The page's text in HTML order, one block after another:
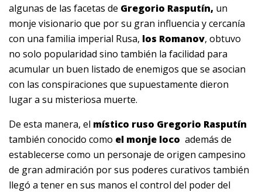
algunas de las facetas de Gregorio Rasputín, un
monje visionario que por su gran influencia y cercanía
con una familia imperial Rusa, los Romanov, obtuvo
no solo popularidad sino también la facilidad para
acumular un buen listado de enemigos que se asocian
con las conspiraciones que supuestamente dieron
lugar a su misteriosa muerte.
De esta manera, el místico ruso Gregorio Rasputín
también conocido como el monje loco además de
establecerse como un personaje de origen campesino
de gran admiración por sus poderes curativos también
llegó a tener en sus manos el control del poder del